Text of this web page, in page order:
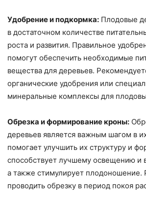
Удобрение и подкормка: Плодовые
в достаточном количестве
роста и развития. Правильное
помогут обеспечить необходимые
вещества для деревьев.
органические удобрения или
минеральные комплексы для
Обрезка и формирование кроны:
деревьев является важным шагом в
помогает улучшить их структуру и
способствует лучшему освещению и
а также стимулирует плодоношение.
проводить обрезку в период покоя